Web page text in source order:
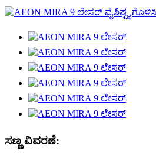
ಸಣ್ಣ ವಿವರಣೆ: